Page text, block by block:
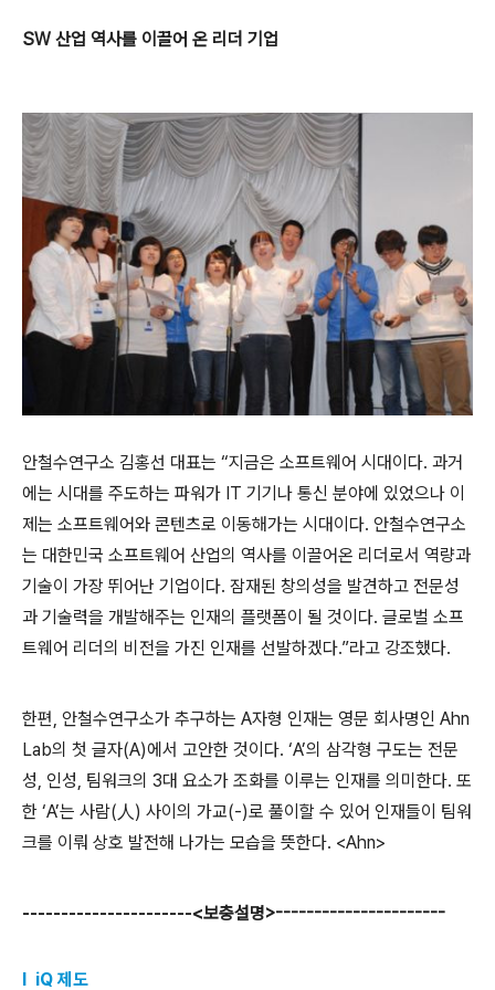
SW 산업 역사를 이끌어 온 리더 기업
안철수연구소 김홍선 대표는 “지금은 소프트웨어 시대이다. 과거
에는 시대를 주도하는 파워가 IT 기기나 통신 분야에 있었으나 이
제는 소프트웨어와 콘텐츠로 이동해가는 시대이다. 안철수연구소
는 대한민국 소프트웨어 산업의 역사를 이끌어온 리더로서 역량과
기술이 가장 뛰어난 기업이다. 잠재된 창의성을 발견하고 전문성
과 기술력을 개발해주는 인재의 플랫폼이 될 것이다. 글로벌 소프
트웨어 리더의 비전을 가진 인재를 선발하겠다.”라고 강조했다.
한편, 안철수연구소가 추구하는 A자형 인재는 영문 회사명인 Ahn
Lab의 첫 글자(A)에서 고안한 것이다. ‘A’의 삼각형 구도는 전문
성, 인성, 팀워크의 3대 요소가 조화를 이루는 인재를 의미한다. 또
한 ‘A’는 사람(人) 사이의 가교(-)로 풀이할 수 있어 인재들이 팀워
크를 이뤄 상호 발전해 나가는 모습을 뜻한다. <Ahn>
----------------------<보충설명>----------------------
l iQ제도